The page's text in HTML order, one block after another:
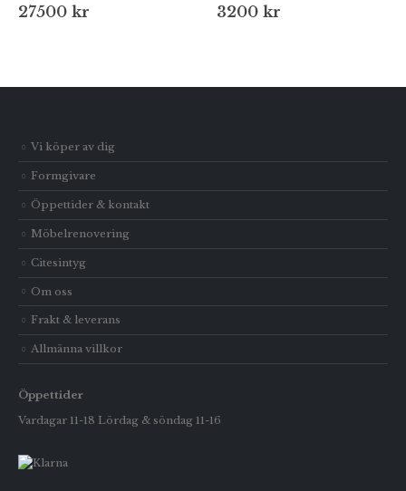
27500 kr 3200 kr
Vi köper av dig
Formgivare
Öppettider & kontakt
Möbelrenovering
Citesintyg
Om oss
Frakt & leverans
Allmänna villkor
Öppettider
Vardagar 11-18 Lördag & söndag 11-16